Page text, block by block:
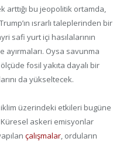
arttığı bu jeopolitik ortamda,
ısrarlı taleplerinden bir
safi yurt içi hasılalarının
Oysa savunma
fosil yakıta dayalı bir
da yükseltecek.
üzerindeki etkileri bugüne
askeri emisyonlar
çalışmalar, orduların